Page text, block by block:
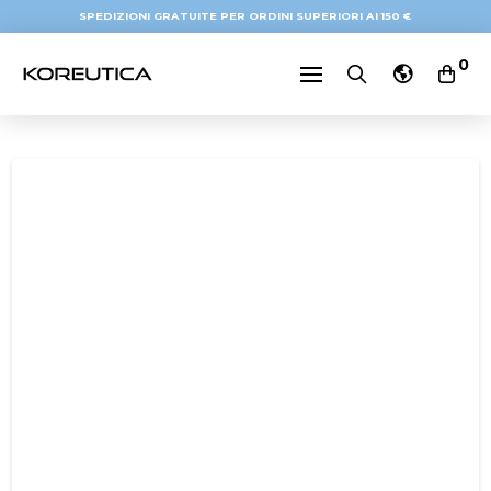
SPEDIZIONI GRATUITE PER ORDINI SUPERIORI AI 150 €
0